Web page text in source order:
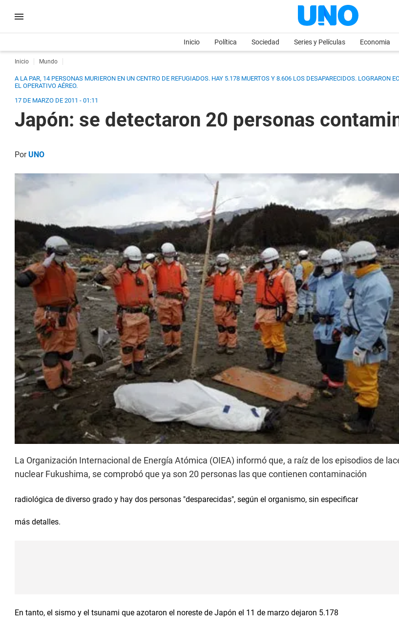
Inicio Política Sociedad Series y Películas Economia
Inicio Mundo
A LA PAR, 14 PERSONAS MURIERON EN UN CENTRO DE REFUGIADOS. HAY 5.178 MUERTOS Y 8.606 LOS DESAPARECIDOS. LOGRARON
EL OPERATIVO AÉREO.
17 DE MARZO DE 2011 - 01:11
Japón: se detectaron 20 personas
PorUNO
La Organización Internacional de Energía Atómica (OIEA) informó que, a raíz de los episodios de
nuclear Fukushima, se comprobó que ya son 20 personas las que contienen contaminación
radiológica de diverso grado y hay dos personas "desparecidas", según el organismo, sin especificar
más detalles.
En tanto, el sismo y el tsunami que azotaron el noreste de Japón el 11 de marzo dejaron 5.178